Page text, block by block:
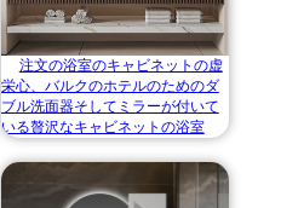
注文の浴室のキャビネットの虚
栄心、バルクのホテルのためのダ
ブル洗面器そしてミラーが付いて
いる贅沢なキャビネットの浴室